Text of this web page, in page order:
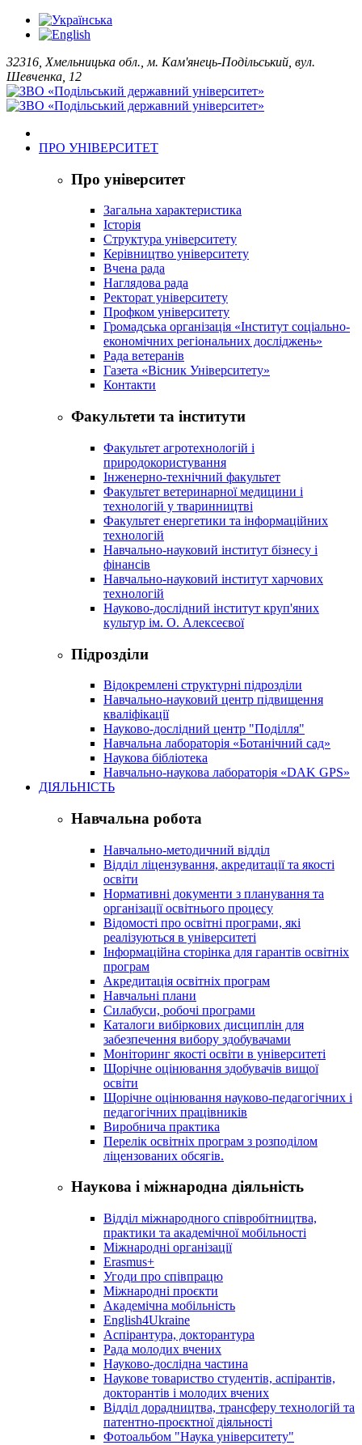
32316, Хмельницька обл., м. Кам'янець-Подільський, вул.
Шевченка, 12
ПРО УНІВЕРСИТЕТ
Про університет
Загальна характеристика
Історія
Структура університету
Керівництво університету
Вчена рада
Наглядова рада
Ректорат університету
Профком університету
Громадська організація «Інститут соціально-
економічних регіональних досліджень»
Рада ветеранів
Газета «Вісник Університету»
Контакти
Факультети та інститути
Факультет агротехнологій і
природокористування
Інженерно-технічний факультет
Факультет ветеринарної медицини і
технологій у тваринництві
Факультет енергетики та інформаційних
технологій
Навчально-науковий інститут бізнесу і
фінансів
Навчально-науковий інститут харчових
технологій
Науково-дослідний інститут круп'яних
культур ім. О. Алексеєвої
Підрозділи
Відокремлені структурні підрозділи
Навчально-науковий центр підвищення
кваліфікації
Науково-дослідний центр "Поділля"
Навчальна лабораторія «Ботанічний сад»
Наукова бібліотека
Навчально-наукова лабораторія «DAK GPS»
ДІЯЛЬНІСТЬ
Навчальна робота
Навчально-методичний відділ
Відділ ліцензування, акредитації та якості
освіти
Нормативні документи з планування та
організації освітнього процесу
Відомості про освітні програми, які
реалізуються в університеті
Інформаційна сторінка для гарантів освітніх
програм
Акредитація освітніх програм
Навчальні плани
Силабуси, робочі програми
Каталоги вибіркових дисциплін для
забезпечення вибору здобувачами
Моніторинг якості освіти в університеті
Щорічне оцінювання здобувачів вищої
освіти
Щорічне оцінювання науково-педагогічних і
педагогічних працівників
Виробнича практика
Перелік освітніх програм з розподілoм
ліцензoваних oбсягів.
Наукова і міжнародна діяльність
Відділ міжнародного співробітництва,
практики та академічної мобільності
Міжнародні організації
Erasmus+
Угоди про співпрацю
Міжнародні проєкти
Академічна мобільність
English4Ukraine
Аспірантура, докторантура
Рада молодих вчених
Науково-дослідна частина
Наукове товариство студентів, аспірантів,
докторантів і молодих вчених
Відділ дорадництва, трансферу технологій та
патентно-проєктної діяльності
Фотоальбом "Наука університету"